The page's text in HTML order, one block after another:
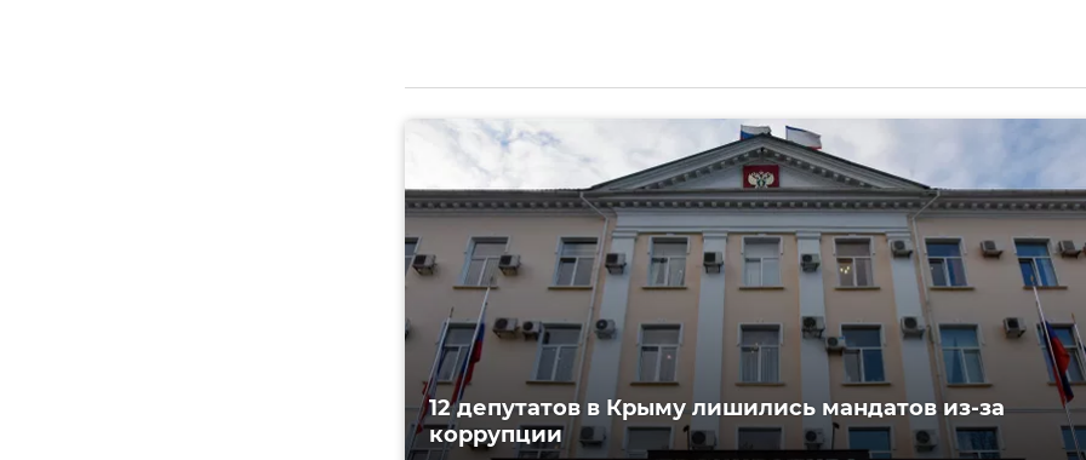
12 депутатов в Крыму лишились мандатов из-за
коррупции